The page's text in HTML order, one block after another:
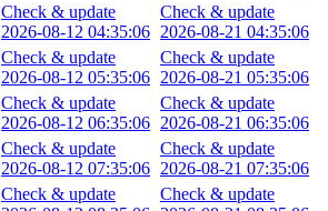
Check & update
2026-08-12 04:35:06
Check & update
2026-08-12 05:35:06
Check & update
2026-08-12 06:35:06
Check & update
2026-08-12 07:35:06
Check & update
Check & update
2026-08-21 04:35:06
Check & update
2026-08-21 05:35:06
Check & update
2026-08-21 06:35:06
Check & update
2026-08-21 07:35:06
Check & update